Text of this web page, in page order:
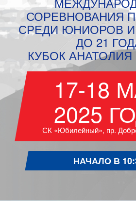
СОРЕВНОВАНИЯ
СРЕДИ ЮНИОРОВ
ДО 21
КУБОК
17-18
2025
СК «Юбилейный», пр.
НАЧАЛО В